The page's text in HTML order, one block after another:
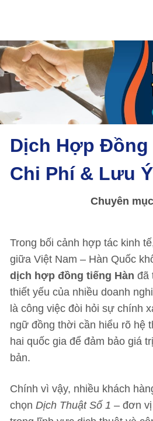
Dịch Hợp Đồng
Chi Phí & Lưu Ý
Chuyên
Trong bối cảnh hợp tác kinh
giữa Việt Nam – Hàn Quốc
dịch hợp đồng tiếng Hàn đã
thiết yếu của nhiều doanh
là công việc đòi hỏi sự chính
ngữ đồng thời cần hiểu rõ hệ
hai quốc gia để đảm bảo giá
bản.
Chính vì vậy, nhiều khách
chọn Dịch Thuật Số 1 – đơn